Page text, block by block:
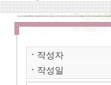
ㆍ 작성자
ㆍ 작성일